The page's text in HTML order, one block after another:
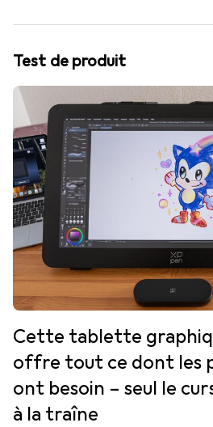
Test de produit
Cette tablette
offre tout ce dont les
ont besoin – seul le
à la traîne